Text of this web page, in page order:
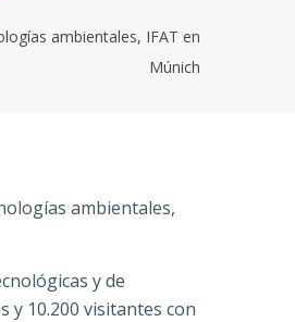
ambientales, IFAT en
Múnich
ambientales,
y de
y 10.200 visitantes con